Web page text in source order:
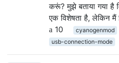
करूं? मुझे बताया गया
एक विशेषता है, लेकिन
10
cyanogenmod
usb-connection-mode